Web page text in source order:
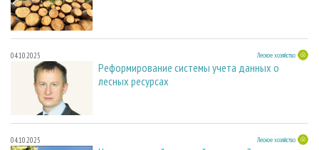
04.10.2025 Лесное хозяйство
Реформирование системы учета данных о
лесных ресурсах
04.10.2025 Лесное хозяйство